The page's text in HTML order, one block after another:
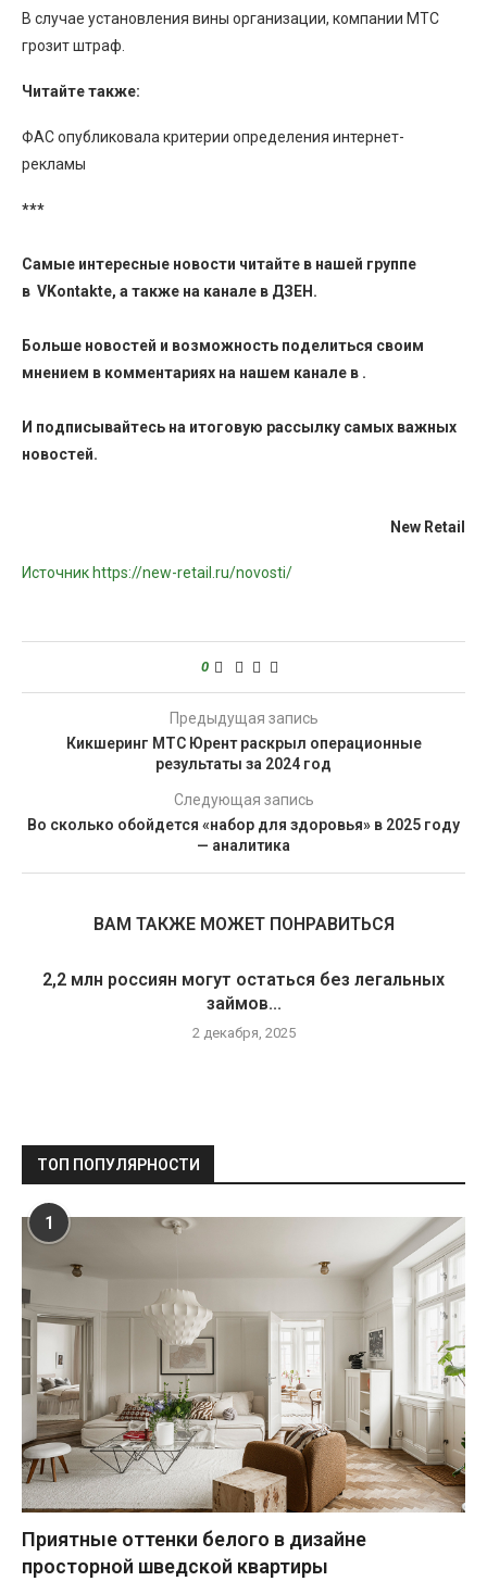
В случае установления вины организации, компании МТС
грозит штраф.
Читайте также:
ФАС опубликовала критерии определения интернет-
рекламы
***
Самые интересные новости читайте в нашей группе
в VKontakte, а также на канале в ДЗЕН .
Больше новостей и возможность поделиться своим
мнением в комментариях на нашем канале в .
И подписывайтесь на итоговую рассылку самых важных
новостей.
New Retail
Источник https://new-retail.ru/novosti/
0
Предыдущая запись
Кикшеринг МТС Юрент раскрыл операционные
результаты за 2024 год
Следующая запись
Во сколько обойдется «набор для здоровья» в 2025 году
— аналитика
ВАМ ТАКЖЕ МОЖЕТ ПОНРАВИТЬСЯ
2,2 млн россиян могут остаться без легальных
займов...
2 декабря, 2025
ТОП ПОПУЛЯРНОСТИ
1
Приятные оттенки белого в дизайне
просторной шведской квартиры